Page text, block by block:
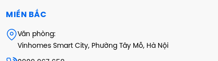
MIỀN BẮC
Văn phòng:
Vinhomes Smart City, Phường Tây Mỗ, Hà Nội